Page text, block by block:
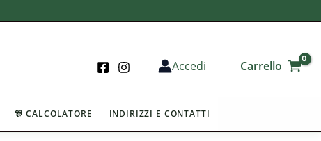
Accedi Carrello
🎊 CALCOLATORE INDIRIZZI E CONTATTI